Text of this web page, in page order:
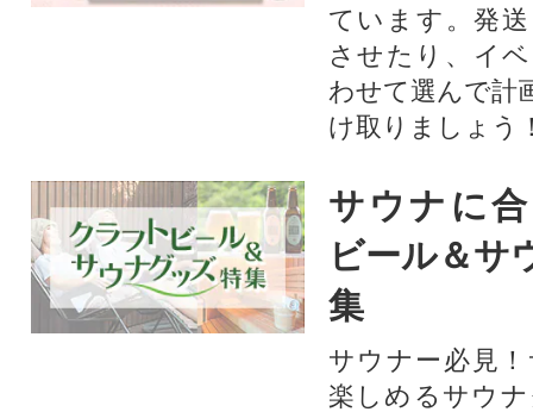
ています。発
させたり、イ
わせて選んで計
け取りましょう
サウナに
ビール＆サ
集
サウナー必見
楽しめるサウ